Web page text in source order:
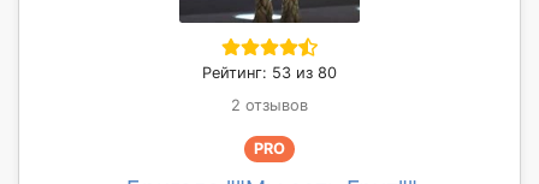
Рейтинг: 53 из 80
2 отзывов
PRO